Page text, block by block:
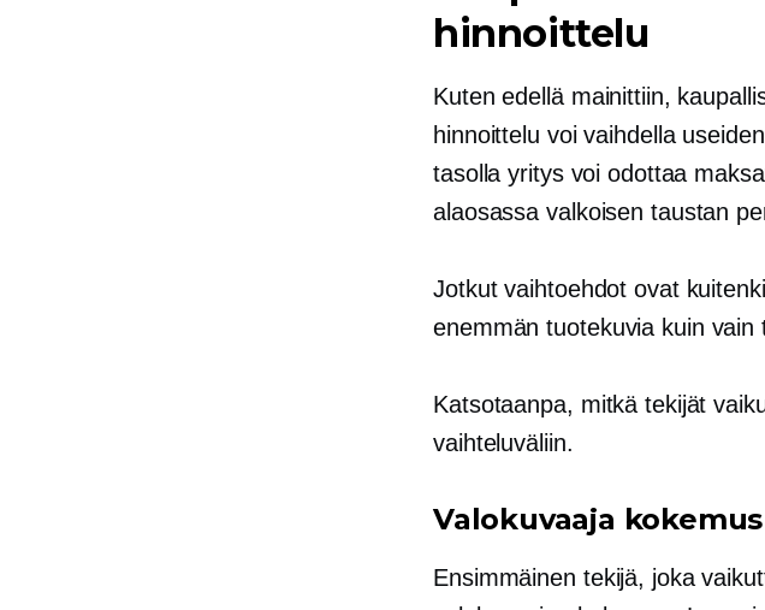
hinnoittelu
Kuten edellä mainittiin,
hinnoittelu voi vaihdella
tasolla yritys voi odottaa
alaosassa valkoisen taustan
Jotkut vaihtoehdot ovat
enemmän tuotekuvia kuin vain
Katsotaanpa, mitkä tekijät
vaihteluväliin.
Valokuvaaja kokemus
Ensimmäinen tekijä, joka